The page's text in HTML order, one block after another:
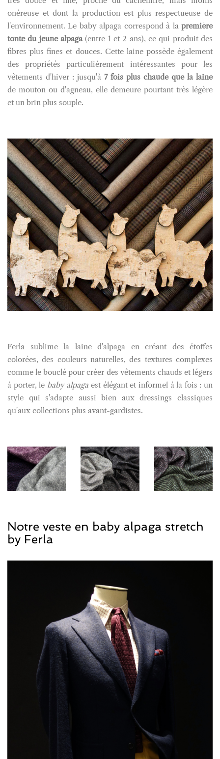
onéreuse et dont la production est plus respectueuse de
l'environnement. Le baby alpaga correspond à la première
tonte du jeune alpaga(entre 1 et 2 ans), ce qui produit des
fibres plus fines et douces. Cette laine possède également
des propriétés particulièrement intéressantes pour les
vêtements d'hiver : jusqu'à 7 fois plus chaude que la laine
de mouton ou d'agneau, elle demeure pourtant très légère
et un brin plus souple.
Ferla sublime la laine d'alpaga en créant des étoffes
colorées, des couleurs naturelles, des textures complexes
comme le bouclé pour créer des vêtements chauds et légers
à porter, le baby alpaga est élégant et informel à la fois : un
style qui s'adapte aussi bien aux dressings classiques
qu'aux collections plus avant-gardistes.
Notre veste en baby alpaga stretch
by Ferla